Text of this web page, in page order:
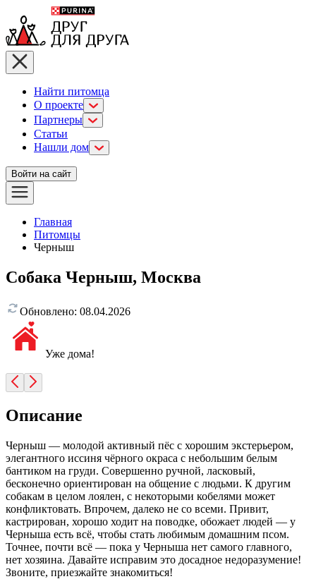
Найти питомца
О проекте
Партнеры
Статьи
Нашли дом
Войти на сайт
Главная
Питомцы
Черныш
Собака Черныш, Москва
Обновлено: 08.04.2026
Уже дома!
Описание
Черныш — молодой активный пёс с хорошим экстерьером,
элегантного иссиня чёрного окраса с небольшим белым
бантиком на груди. Совершенно ручной, ласковый,
бесконечно ориентирован на общение с людьми. К другим
собакам в целом лоялен, с некоторыми кобелями может
конфликтовать. Впрочем, далеко не со всеми. Привит,
кастрирован, хорошо ходит на поводке, обожает людей — у
Черныша есть всё, чтобы стать любимым домашним псом.
Точнее, почти всё — пока у Черныша нет самого главного,
нет хозяина. Давайте исправим это досадное недоразумение!
Звоните, приезжайте знакомиться!